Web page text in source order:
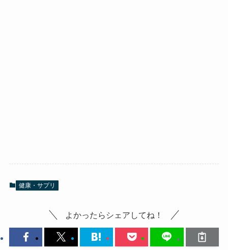
健康・サプリ
よかったらシェアしてね！